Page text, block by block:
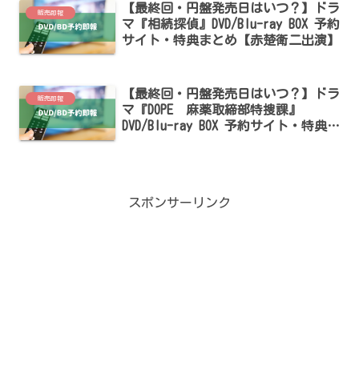
販売即報
【最終回・円盤発売日はいつ？】ドラ
マ『相続探偵』DVD/Blu-ray BOX 予約
サイト・特典まとめ【赤楚衛二出演】
販売即報
【最終回・円盤発売日はいつ？】ドラ
マ『DOPE 麻薬取締部特捜課』
DVD/Blu-ray BOX 予約サイト・特典ま
スポンサーリンク